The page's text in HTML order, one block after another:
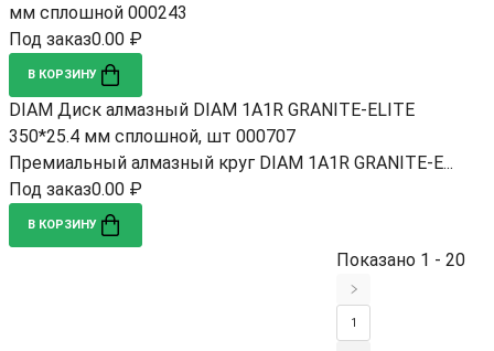
мм сплошной 000243
Под заказ0.00 ₽
В КОРЗИНУ
DIAM Диск алмазный DIAM 1A1R GRANITE-ELITE
350*25.4 мм сплошной, шт 000707
Премиальный алмазный круг DIAM 1A1R GRANITE-E...
Под заказ0.00 ₽
В КОРЗИНУ
Показано 1 - 20
1